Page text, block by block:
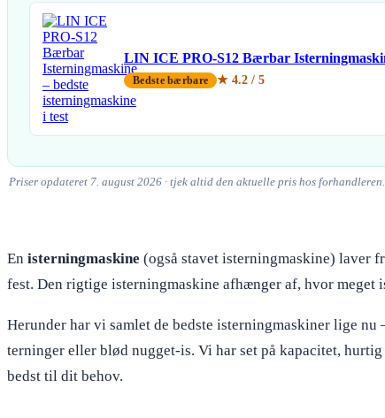
LIN ICE PRO-S12 Bærbar
Bedste bærbare ★ 4.2 / 5
Priser opdateret 7. august 2026 · tjek altid den aktuelle pris hos forhandleren.
En isterningmaskine (også stavet isterningmaskine) laver
fest. Den rigtige isterningmaskine afhænger af, hvor
Herunder har vi samlet de bedste isterningmaskiner lige
terninger eller blød nugget-is. Vi har set på kapacitet,
bedst til dit behov.